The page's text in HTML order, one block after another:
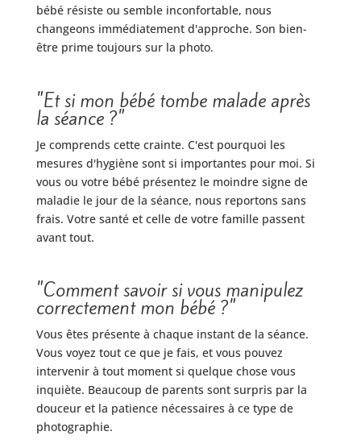
bébé résiste ou semble inconfortable, nous
changeons immédiatement d'approche. Son bien-
être prime toujours sur la photo.
"Et si mon bébé tombe malade après
la séance ?"
Je comprends cette crainte. C'est pourquoi les
mesures d'hygiène sont si importantes pour moi. Si
vous ou votre bébé présentez le moindre signe de
maladie le jour de la séance, nous reportons sans
frais. Votre santé et celle de votre famille passent
avant tout.
"Comment savoir si vous manipulez
correctement mon bébé ?"
Vous êtes présente à chaque instant de la séance.
Vous voyez tout ce que je fais, et vous pouvez
intervenir à tout moment si quelque chose vous
inquiète. Beaucoup de parents sont surpris par la
douceur et la patience nécessaires à ce type de
photographie.